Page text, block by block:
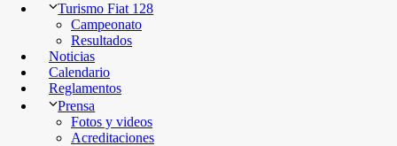
Turismo Fiat 128
Campeonato
Resultados
Noticias
Calendario
Reglamentos
Prensa
Fotos y videos
Acreditaciones